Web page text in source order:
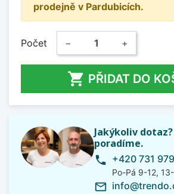
prodejně v Pardubicích.
Počet − +
 PŘIDAT DO
Jakýkoliv
poradíme.
phone +420 731
Po-Pá 9-12,
mail_outline